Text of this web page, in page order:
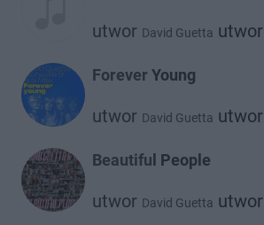
utwor David Guetta utwor
Forever Young
utwor David Guetta utwor
Beautiful People
utwor David Guetta utwor